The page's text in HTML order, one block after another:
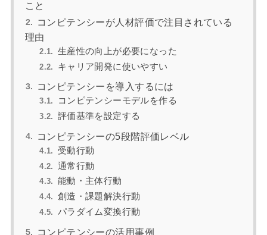
こと
コンピテンシーが人材評価で注目されている
理由
生産性の向上が必要になった
キャリア開発に使いやすい
コンピテンシーを導入するには
コンピテンシーモデルを作る
評価基準を設定する
コンピテンシーの5段階評価レベル
受動行動
通常行動
能動・主体行動
創造・課題解決行動
パラダイム変換行動
コンピテンシーの活用事例